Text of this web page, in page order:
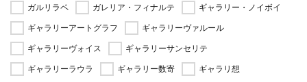
ガルリラペ
ガレリア・フィナルテ
ギャラリー・ノイボイ
ギャラリーアートグラフ
ギャラリーヴァルール
ギャラリーヴォイス
ギャラリーサンセリテ
ギャラリーラウラ
ギャラリー数寄
ギャラリ想